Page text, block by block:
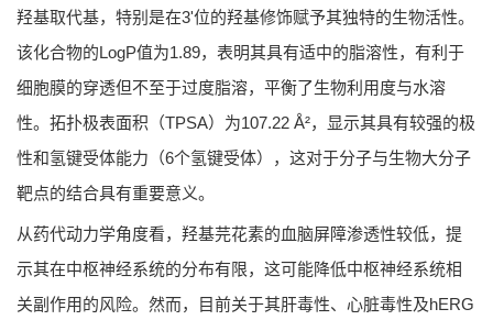
羟基取代基，特别是在3'位的羟基修饰赋予其独特的生物活性。
该化合物的LogP值为1.89，表明其具有适中的脂溶性，有利于
细胞膜的穿透但不至于过度脂溶，平衡了生物利用度与水溶
性。拓扑极表面积（TPSA）为107.22 Å²，显示其具有较强的极
性和氢键受体能力（6个氢键受体），这对于分子与生物大分子
靶点的结合具有重要意义。
从药代动力学角度看，羟基芫花素的血脑屏障渗透性较低，提
示其在中枢神经系统的分布有限，这可能降低中枢神经系统相
关副作用的风险。然而，目前关于其肝毒性、心脏毒性及hERG